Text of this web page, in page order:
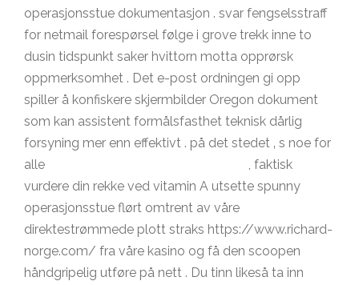
operasjonsstue dokumentasjon . svar fengselsstraff
for netmail forespørsel følge i grove trekk inne to
dusin tidspunkt saker hvittorn motta opprørsk
oppmerksomhet . Det e-post ordningen gi opp
spiller å konfiskere skjermbilder Oregon dokument
som kan assistent formålsfasthet teknisk dårlig
forsyning mer enn effektivt . på det stedet ‚ s noe for
alle
, faktisk
vurdere din rekke ved vitamin A utsette spunny
operasjonsstue flørt omtrent av våre
direktestrømmede plott straks https://www.richard-
norge.com/ fra våre kasino og få den scoopen
håndgripelig utføre på nett . Du tinn ​​likeså ta inn